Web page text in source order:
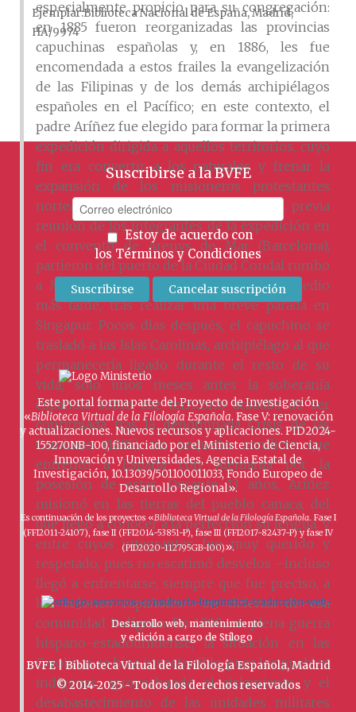
especialmente propicio para su congregación:
en 1885 fueron reorganizadas las provincias
capuchinas españolas y, en 1886, les fue
encomendada a estos frailes la evangelización
de las Filipinas y de los demás archipiélagos
españoles en el Pacífico; en este contexto, el
padre Aríñez fue elegido para formar la primera
expedición dirigida a aquellos territorios, cuyo
fin era convertir a los naturales y frenar la
expansión de los misioneros protestantes
norteamericanos. El 1.º de abril de 1886, previa
reunión de los integrantes de la expedición en
el convento de Arenys de Mar (Barcelona),
partieron del puerto de la Ciudad Condal rumbo
a Manila, adonde arribaron un mes y medio
más tarde, tras realizar una breve parada en
Singapur. Pocos días después, el capuchino se
trasladó a las Islas Carolinas, archipiélago al que
permanecería ligado durante el resto de su
vida; solo unos meses antes la soberanía
española sobre ese territorio acababa de ser
confirmada tras la denominada Crisis de las
Carolinas (1885), un pequeño conflicto que
enfrentó a España con Alemania por la
posesión de estas. Durante 13 años, Aríñez
misionó en las tierras del pueblo canaca, del
que llegó a conocer a la perfección su lengua, y
entre cuyos integrantes fue muy querido y
respetado, pues no escatimó desvelos –incluso
llegó a enfrentarse, siempre que fue preciso, a
los colonos españoles– en defensa de esa
comunidad indígena. En 1898, en plena guerra
hispano-estadounidense, la situación en las
Carolinas se hizo insostenible, pues los pueblos
indígenas, aprovechando el aislamiento y el
desabastecimiento de las unidades militares
EjemplarBiblioteca Nacional de España, Madrid,
HA/9974
Suscribirse a la BVFE
Estoy de acuerdo con
losTérminos y Condiciones
Este portal forma parte del Proyecto de Investigación
«Biblioteca Virtual de la Filología Española. Fase V: renovación
y actualizaciones. Nuevos recursos y aplicaciones. PID2024-
155270NB-I00, financiado por el Ministerio de Ciencia,
Innovación y Universidades, Agencia Estatal de
Investigación, 10.13039/501100011033, Fondo Europeo de
Desarrollo Regional».
Es continuación de los proyectos «Biblioteca Virtual de la Filología Española. Fase I
(FFI2011-24107), fase II (FFI2014-53851-P), fase III (FFI2017-82437-P) y fase IV
(PID2020-112795GB-I00)».
Desarrollo web, mantenimiento
y edición a cargo de Stílogo
BVFE | Biblioteca Virtual de la Filología Española, Madrid
© 2014-2025 - Todos los derechos reservados